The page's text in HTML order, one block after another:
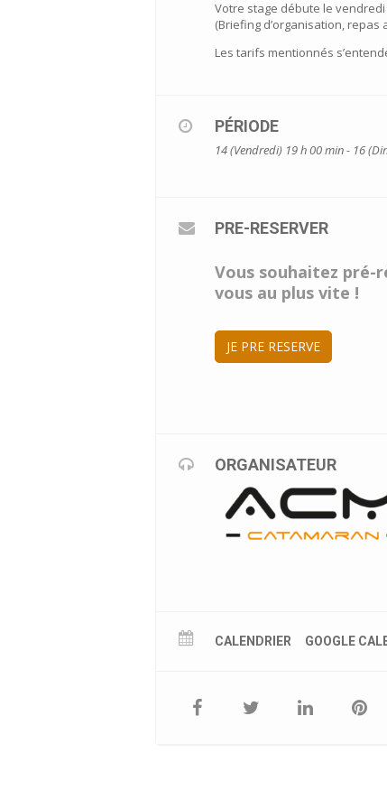
Votre stage débute le vendredi
(Briefing d’organisation, repas
Les tarifs mentionnés
PÉRIODE
14 (Vendredi) 19 h 00 min - 16
PRE-RESERVER
Vous souhaitez pré-
vous au plus vite !
JE PRE RESERVE
ORGANISATEUR
CALENDRIER GOOGLE